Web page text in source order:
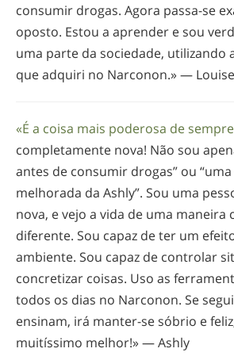
consumir drogas. Agora passa-se
oposto. Estou a aprender e sou
uma parte da sociedade, utilizando
que adquiri no Narconon.» — Louise
«É a coisa mais poderosa de
completamente nova! Não sou
antes de consumir drogas” ou
melhorada da Ashly”. Sou uma
nova, e vejo a vida de uma
diferente. Sou capaz de ter um
ambiente. Sou capaz de controlar
concretizar coisas. Uso as
todos os dias no Narconon. Se
ensinam, irá manter-sesóbrio e
muitíssimo melhor!» — Ashly